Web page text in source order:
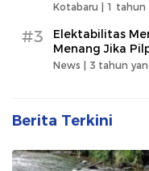
Kotabaru | 1 tahun
#3
Elektabilitas
Menang Jika
News | 3 tahun
Berita Terkini